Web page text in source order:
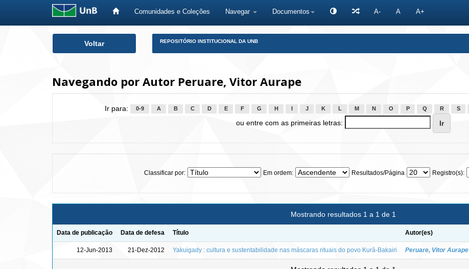
Comunidades e Coleções Navegar Documentos A- A A+
Voltar REPOSITÓRIO INSTITUCIONAL DA UNB
Navegando por Autor Peruare, Vitor Aurape
Ir para: 0-9 A B C D E F G H J K L M N O P Q R S
ou entre com as primeiras letras:
Classificar por: Em ordem: Resultados/Página Registro(s):
Mostrando resultados 1 a 1 de 1
Data de publicação Data de defesa Título Autor(es)
12-Jun-2013 21-Dez-2012 Yakuigady : cultura e sustentabilidade nas máscaras rituais do povo Kurâ-Bakairi Peruare, Vitor Aurape